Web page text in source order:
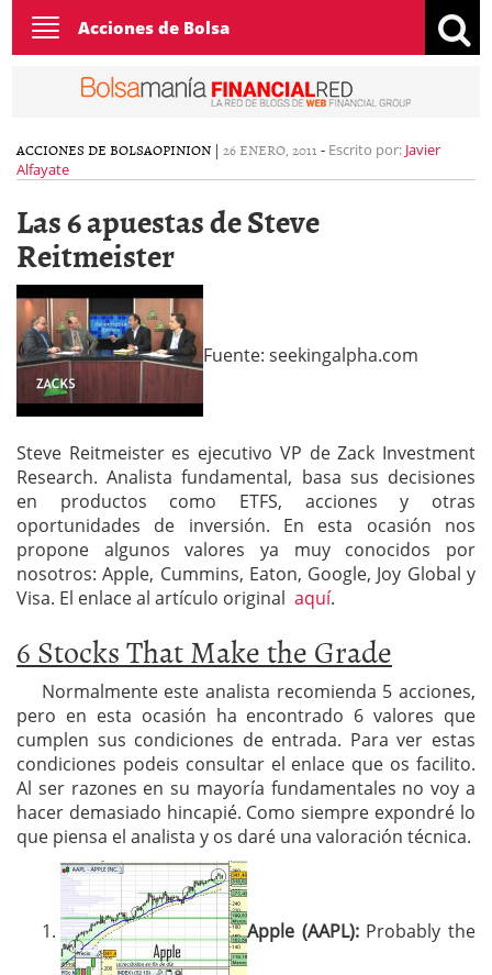
Toggle
navigation
Acciones de Bolsa
ACCIONES DE BOLSAOPINION | 26 ENERO, 2011 - Escrito por: Javier
Alfayate
Las 6 apuestas de Steve
Reitmeister
Fuente: seekingalpha.com
Steve Reitmeister es ejecutivo VP de Zack Investment
Research. Analista fundamental, basa sus decisiones
en productos como ETFS, acciones y otras
oportunidades de inversión. En esta ocasión nos
propone algunos valores ya muy conocidos por
nosotros: Apple, Cummins, Eaton, Google, Joy Global y
Visa. El enlace al artículo original aquí.
6 Stocks That Make the Grade
Normalmente este analista recomienda 5 acciones,
pero en esta ocasión ha encontrado 6 valores que
cumplen sus condiciones de entrada. Para ver estas
condiciones podeis consultar el enlace que os facilito.
Al ser razones en su mayoría fundamentales no voy a
hacer demasiado hincapié. Como siempre expondré lo
que piensa el analista y os daré una valoración técnica.
Apple (AAPL): Probably the